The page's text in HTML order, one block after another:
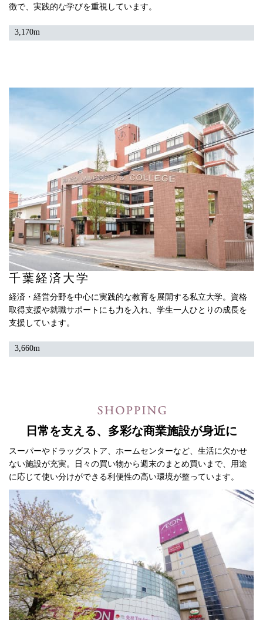
徴で、実践的な学びを重視しています。
3,170m
千葉経済大学
経済・経営分野を中心に実践的な教育を展開する私立大学。資格
取得支援や就職サポートにも力を入れ、学生一人ひとりの成長を
支援しています。
3,660m
日常を支える、多彩な商業施設が身近に
スーパーやドラッグストア、ホームセンターなど、生活に欠かせ
ない施設が充実。
日々の買い物から週末のまとめ買いまで、 用途
に応じて使い分けができる利便性の高い環境が整っています。